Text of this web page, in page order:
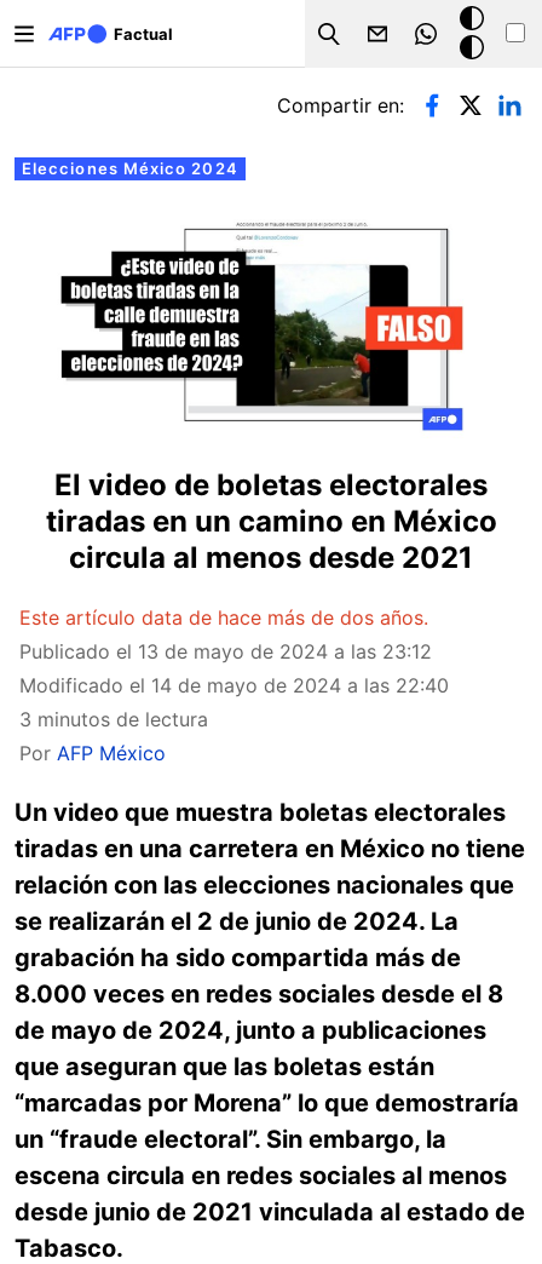
Factual
Search
Modo
oscuro
Solapas principales
Elecciones México 2024
Compartir en:
El video de boletas electorales
tiradas en un camino en México
circula al menos desde 2021
Este artículo data de hace más de dos años.
Publicado el 13 de mayo de 2024 a las 23:12
Modificado el 14 de mayo de 2024 a las 22:40
3 minutos de lectura
Por AFP México
Un video que muestra boletas electorales
tiradas en una carretera en México no tiene
relación con las elecciones nacionales que
se realizarán el 2 de junio de 2024. La
grabación ha sido compartida más de
8.000 veces en redes sociales desde el 8
de mayo de 2024, junto a publicaciones
que aseguran que las boletas están
“marcadas por Morena” lo que demostraría
un “fraude electoral”. Sin embargo, la
escena circula en redes sociales al menos
desde junio de 2021 vinculada al estado de
Tabasco.